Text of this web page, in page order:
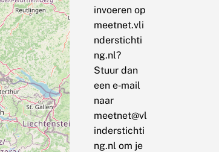
invoeren op
meetnet.vli
nderstichti
ng.nl?
Stuur dan
een e‑mail
naar
meetnet@vl
inderstichti
ng.nl om je